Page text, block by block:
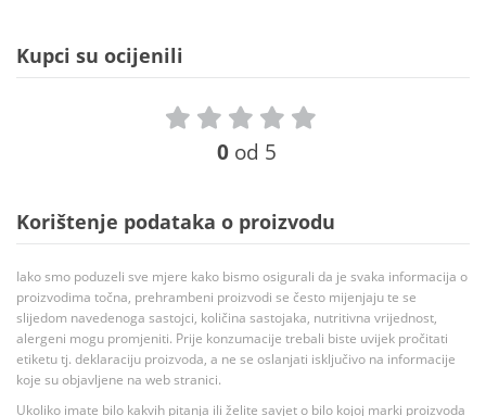
Kupci su ocijenili
0 od 5
Korištenje podataka o proizvodu
Iako smo poduzeli sve mjere kako bismo osigurali da je svaka informacija o
proizvodima točna, prehrambeni proizvodi se često mijenjaju te se
slijedom navedenoga sastojci, količina sastojaka, nutritivna vrijednost,
alergeni mogu promjeniti. Prije konzumacije trebali biste uvijek pročitati
etiketu tj. deklaraciju proizvoda, a ne se oslanjati isključivo na informacije
koje su objavljene na web stranici.
Ukoliko imate bilo kakvih pitanja ili želite savjet o bilo kojoj marki proizvoda